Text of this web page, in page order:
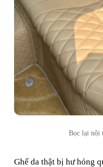
Bọc lại nội
Ghế da thật bị hư hỏng